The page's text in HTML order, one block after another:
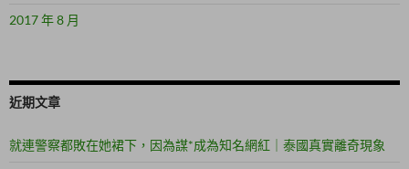
2017 年 8 月
近期文章
就連警察都敗在她裙下，因為謀*成為知名網紅｜泰國真實離奇現象